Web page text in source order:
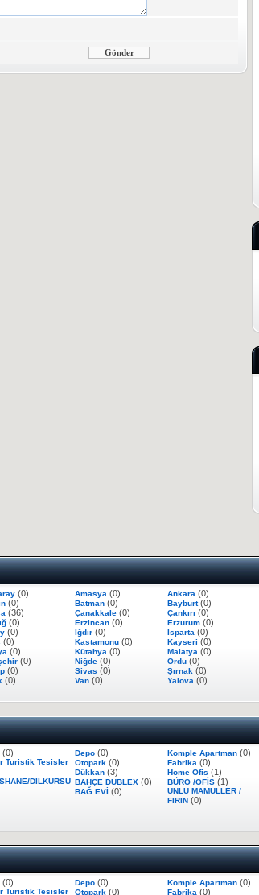
(0) Amasya (0) Ankara (0)
(0) Batman (0) Bayburt(0)
(36) Çanakkale (0) Çankırı (0)
(0) Erzincan (0) Erzurum (0)
(0) Iğdır (0) Isparta (0)
(0) Kastamonu (0) Kayseri (0)
(0) Kütahya (0) Malatya (0)
(0) Niğde (0) Ordu (0)
(0) Sivas (0) Şırnak (0)
(0) Van (0) Yalova (0)
(0) Depo (0) Komple Apartman (0)
Turistik Tesisler Otopark (0) Fabrika (0)
Dükkan (3) Home Ofis (1)
DİLKURSU BAHÇE DUBLEX (0) BÜRO /OFİS (1)
BAĞ EVİ (0)
UNLU MAMULLER /
FIRIN (0)
(0) Depo (0) Komple Apartman (0)
Turistik Tesisler Otopark (0) Fabrika (0)